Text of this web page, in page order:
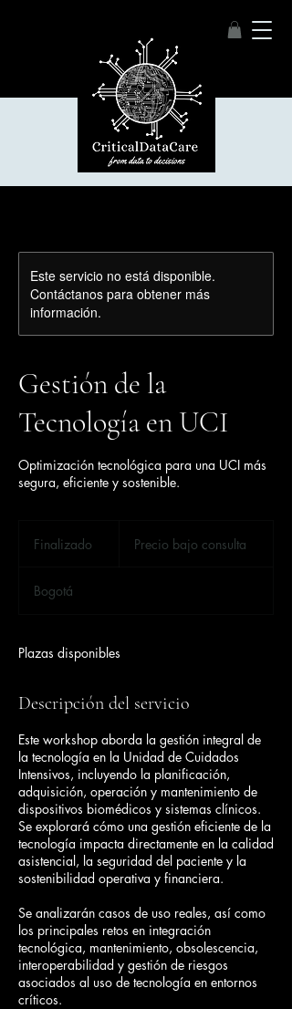
Este servicio no está disponible.
Contáctanos para obtener más
información.
Gestión de la
Tecnología en UCI
Optimización tecnológica para una UCI más
segura, eficiente y sostenible.
Finalizado
z
o
consulta
Precio bajo consulta
Bogotá
Plazas disponibles
Descripción del servicio
Este workshop aborda la gestión integral de
la tecnología en la Unidad de Cuidados
Intensivos, incluyendo la planificación,
adquisición, operación y mantenimiento de
dispositivos biomédicos y sistemas clínicos.
Se explorará cómo una gestión eficiente de la
tecnología impacta directamente en la calidad
asistencial, la seguridad del paciente y la
sostenibilidad operativa y financiera.
Se analizarán casos de uso reales, así como
los principales retos en integración
tecnológica, mantenimiento, obsolescencia,
interoperabilidad y gestión de riesgos
asociados al uso de tecnología en entornos
críticos.